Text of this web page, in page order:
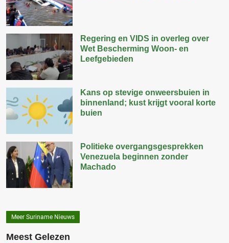
Regering en VIDS in overleg over
Wet Bescherming Woon- en
Leefgebieden
Kans op stevige onweersbuien in
binnenland; kust krijgt vooral korte
buien
Politieke overgangsgesprekken
Venezuela beginnen zonder
Machado
Meer Suriname Nieuws
Meest Gelezen